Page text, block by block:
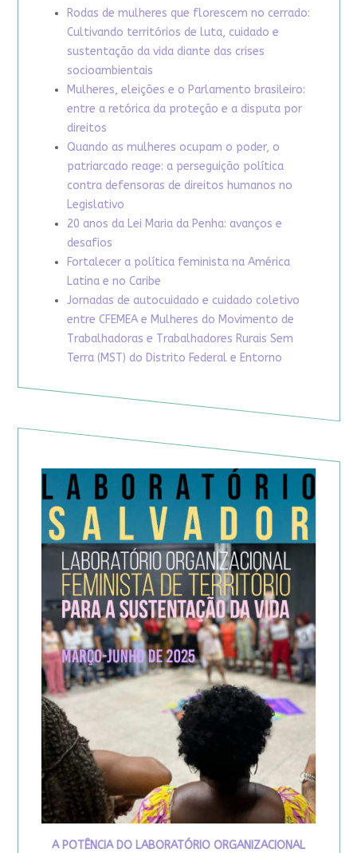
Rodas de mulheres que florescem no cerrado:
Cultivando territórios de luta, cuidado e
sustentação da vida diante das crises
socioambientais
Mulheres, eleições e o Parlamento brasileiro:
entre a retórica da proteção e a disputa por
direitos
Quando as mulheres ocupam o poder, o
patriarcado reage: a perseguição política
contra defensoras de direitos humanos no
Legislativo
20 anos da Lei Maria da Penha: avanços e
desafios
Fortalecer a política feminista na América
Latina e no Caribe
Jornadas de autocuidado e cuidado coletivo
entre CFEMEA e Mulheres do Movimento de
Trabalhadoras e Trabalhadores Rurais Sem
Terra (MST) do Distrito Federal e Entorno
A POTÊNCIA DO LABORATÓRIO ORGANIZACIONAL